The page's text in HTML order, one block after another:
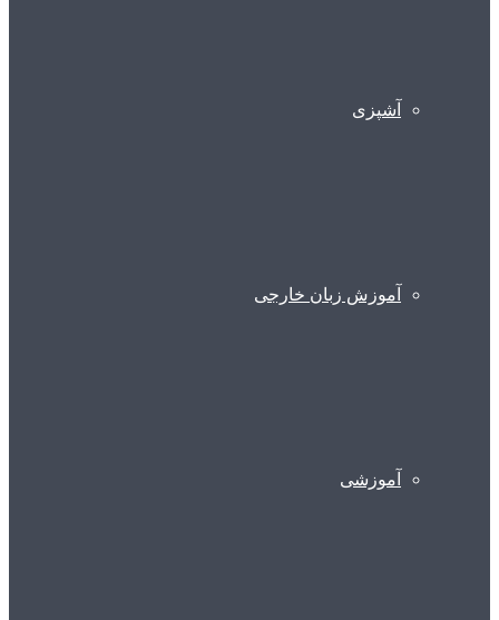
آشپزی
آموزش زبان خارجی
آموزشی